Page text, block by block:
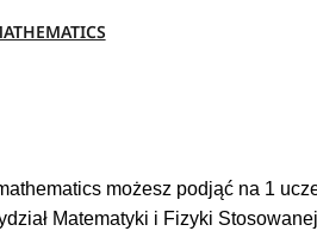
możesz podjąć na 1
Matematyki i Fizyki